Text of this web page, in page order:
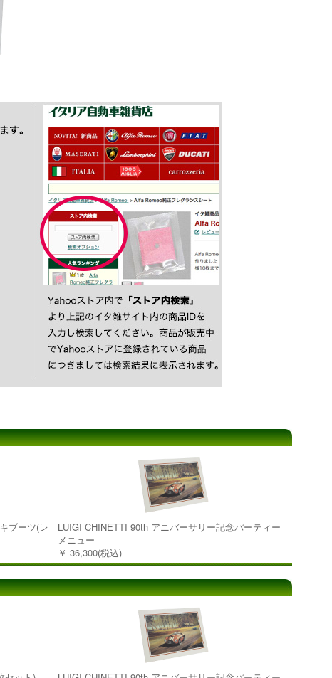
ブーツ(レ
LUIGI CHINETTI 90th アニバーサリー記念パーティー
メニュー
￥ 36,300(税込)